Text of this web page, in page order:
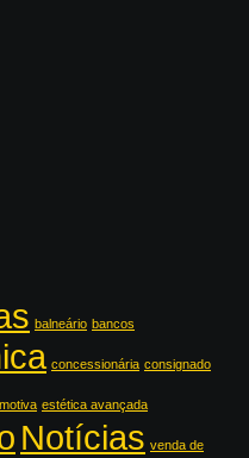
balneário bancos
concessionária consignado
estética avançada
Notícias venda de